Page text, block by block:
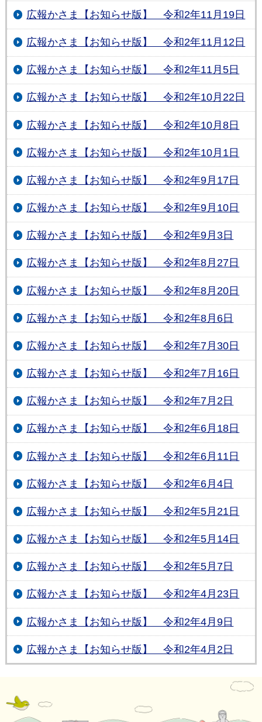
広報かさま【お知らせ版】 令和2年11月19日
広報かさま【お知らせ版】 令和2年11月12日
広報かさま【お知らせ版】 令和2年11月5日
広報かさま【お知らせ版】 令和2年10月22日
広報かさま【お知らせ版】 令和2年10月8日
広報かさま【お知らせ版】 令和2年10月1日
広報かさま【お知らせ版】 令和2年9月17日
広報かさま【お知らせ版】 令和2年9月10日
広報かさま【お知らせ版】 令和2年9月3日
広報かさま【お知らせ版】 令和2年8月27日
広報かさま【お知らせ版】 令和2年8月20日
広報かさま【お知らせ版】 令和2年8月6日
広報かさま【お知らせ版】 令和2年7月30日
広報かさま【お知らせ版】 令和2年7月16日
広報かさま【お知らせ版】 令和2年7月2日
広報かさま【お知らせ版】 令和2年6月18日
広報かさま【お知らせ版】 令和2年6月11日
広報かさま【お知らせ版】 令和2年6月4日
広報かさま【お知らせ版】 令和2年5月21日
広報かさま【お知らせ版】 令和2年5月14日
広報かさま【お知らせ版】 令和2年5月7日
広報かさま【お知らせ版】 令和2年4月23日
広報かさま【お知らせ版】 令和2年4月9日
広報かさま【お知らせ版】 令和2年4月2日